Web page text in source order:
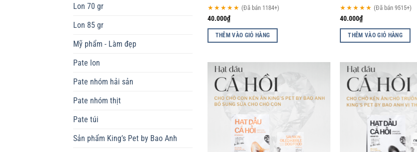
Lon 70 gr
Lon 85 gr
Mỹ phẩm - Làm đẹp
Pate lon
Pate nhóm hải sản
Pate nhóm thịt
Pate túi
Sản phẩm King’s Pet by Bao Anh
★★★★★ (Đã bán 1184+)
40.000₫
THÊM VÀO GIỎ HÀNG
★★★★★ (Đã bán 9515+)
40.000₫
THÊM VÀO GIỎ HÀNG